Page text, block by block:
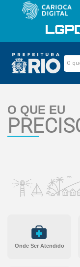
O QUE EU
Onde Ser Atendido